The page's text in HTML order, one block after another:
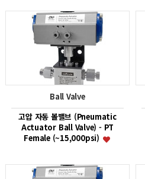
Ball Valve
고압 자동 볼밸브 (Pneumatic
Actuator Ball Valve) - PT
Female (~15,000psi)